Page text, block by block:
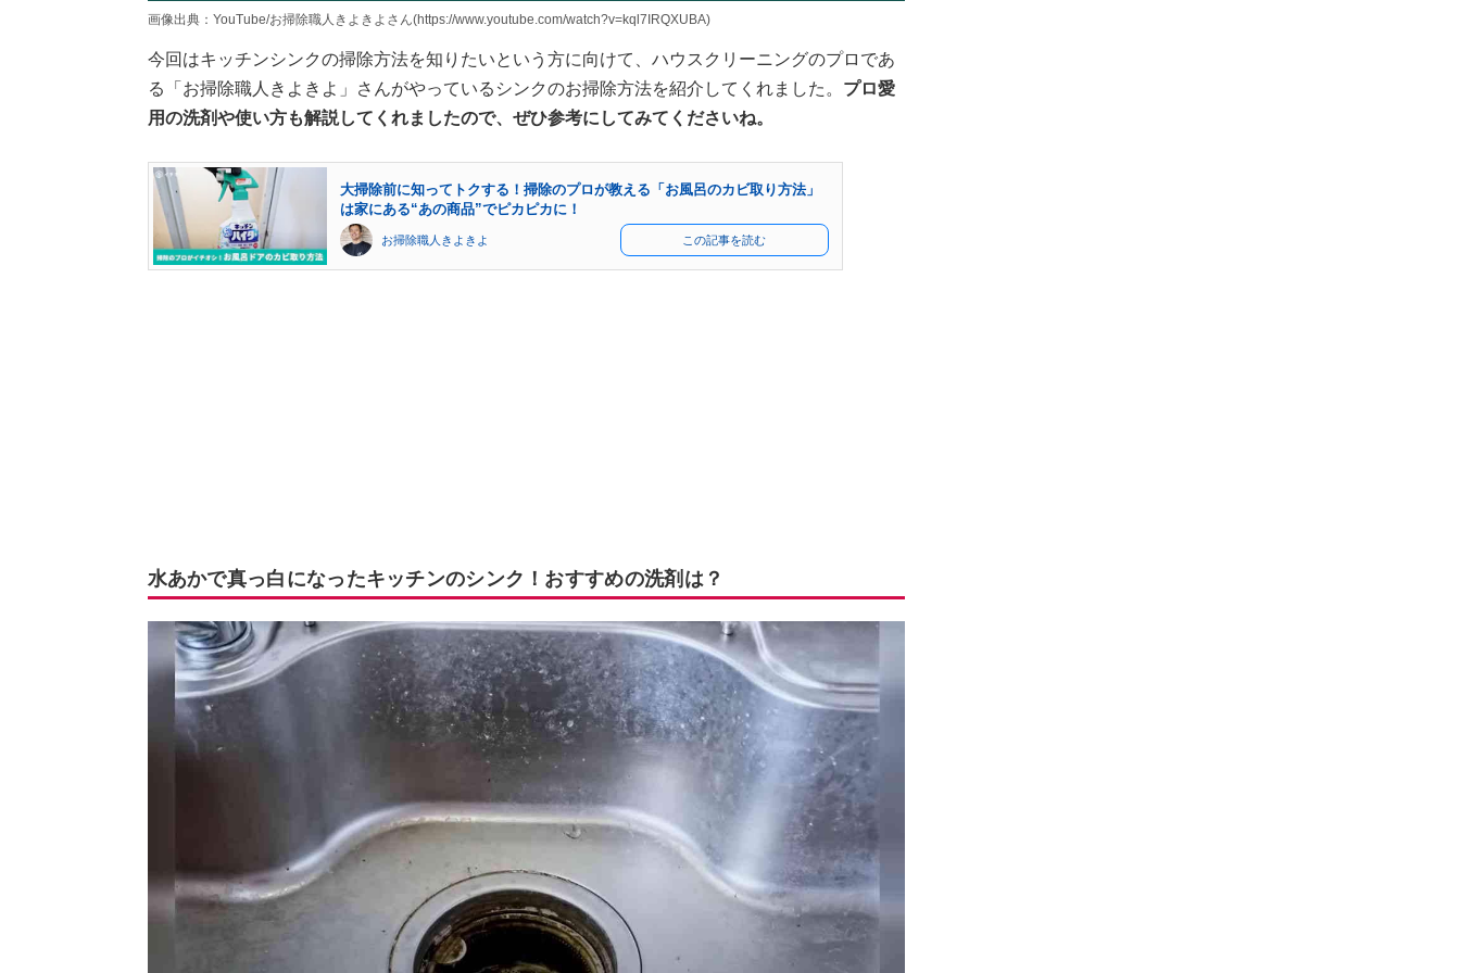
画像出典：YouTube/お掃除職人きよきよさん(https://www.youtube.com/watch?v=kql7IRQXUBA)
今回はキッチンシンクの掃除方法を知りたいという方に向けて、ハウスクリーニングのプロであ
る「お掃除職人きよきよ」さんがやっているシンクのお掃除方法を紹介してくれました。 プロ愛
用の洗剤や使い方も解説してくれましたので、ぜひ参考にしてみてくださいね。
大掃除前に知ってトクする！掃除のプロが教える「お風呂のカビ取り方法」
は家にある“あの商品”でピカピカに！
お掃除職人きよきよ この記事を読む
水あかで真っ白になったキッチンのシンク！おすすめの洗剤は？